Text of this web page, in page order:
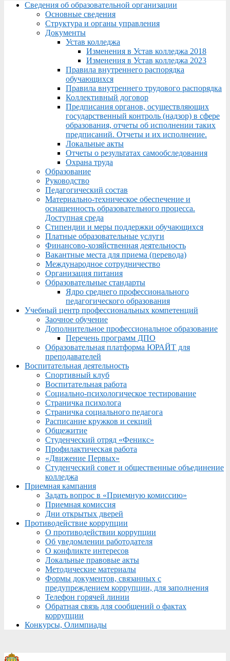
Menu
Сведения об образовательной организации
Основные сведения
Структура и органы управления
Документы
Устав колледжа
Изменения в Устав колледжа 2018
Изменения в Устав колледжа 2023
Правила внутреннего распорядка
обучающихся
Правила внутреннего трудового распорядка
Коллективный договор
Предписания органов, осуществляющих
государственный контроль (надзор) в сфере
образования, отчеты об исполнении таких
предписаний. Отчеты и их исполнение.
Локальные акты
Отчеты о результатах самообследования
Охрана труда
Образование
Руководство
Педагогический состав
Материально-техническое обеспечение и
оснащенность образовательного процесса.
Доступная среда
Стипендии и меры поддержки обучающихся
Платные образовательные услуги
Финансово-хозяйственная деятельность
Вакантные места для приема (перевода)
Международное сотрудничество
Организация питания
Образовательные стандарты
Ядро среднего профессионального
педагогического образования
Учебный центр профессиональных компетенций
Заочное обучение
Дополнительное профессиональное образование
Перечень программ ДПО
Образовательная платформа ЮРАЙТ для
преподавателей
Воспитательная деятельность
Спортивный клуб
Воспитательная работа
Социально-психологическое тестирование
Страничка психолога
Страничка социального педагога
Расписание кружков и секций
Общежитие
Студенческий отряд «Феникс»
Профилактическая работа
«Движение Первых»
Студенческий совет и общественные объединение
колледжа
Приемная кампания
Задать вопрос в «Приемную комиссию»
Приемная комиссия
Дни открытых дверей
Противодействие коррупции
О противодействии коррупции
Об уведомлении работодателя
О конфликте интересов
Локальные правовые акты
Методические материалы
Формы документов, связанных с
предупреждением коррупции, для заполнения
Телефон горячей линии
Обратная связь для сообщений о фактах
коррупции
Конкурсы, Олимпиады